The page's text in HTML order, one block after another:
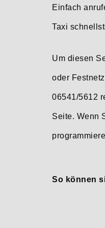
Einfach
Taxi
Um diesen
oder
06541/5612
Seite. Wenn
So können